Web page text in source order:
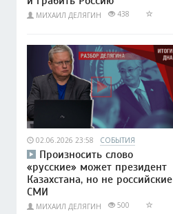
МИХАИЛ ДЕЛЯГИН 438
02.06.2026 23:58 СОБЫТИЯ
Произносить слово
«русские» может президент
Казахстана, но не российские
СМИ
МИХАИЛ ДЕЛЯГИН 500